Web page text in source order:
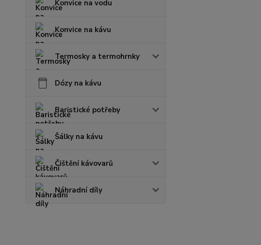
Konvice na vodu
Konvice na kávu
Termosky a termohrnky
Dózy na kávu
Baristické potřeby
Šálky na kávu
Čištění kávovarů
Náhradní díly